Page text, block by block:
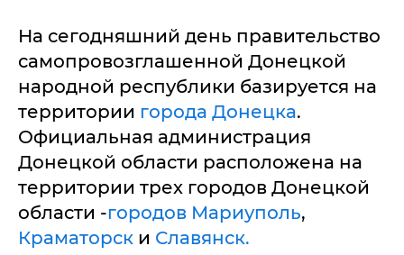
На сегодняшний день правительство
самопровозглашенной Донецкой
народной республики базируется на
территории города Донецка.
Официальная администрация
Донецкой области расположена на
территории трех городов Донецкой
области -городов Мариуполь,
Краматорск и Славянск.